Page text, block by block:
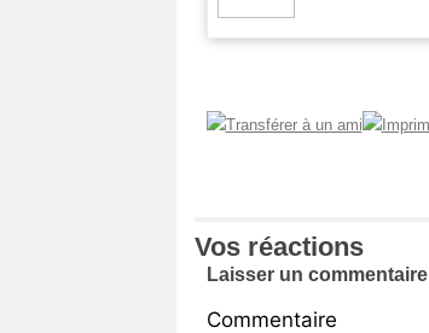
Vos réactions
Laisser un commentaire
Commentaire